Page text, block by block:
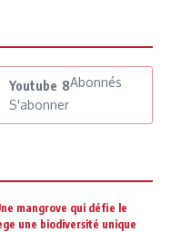
Youtube 8Abonnés
S'abonner
mangrove qui défie le
une biodiversité unique